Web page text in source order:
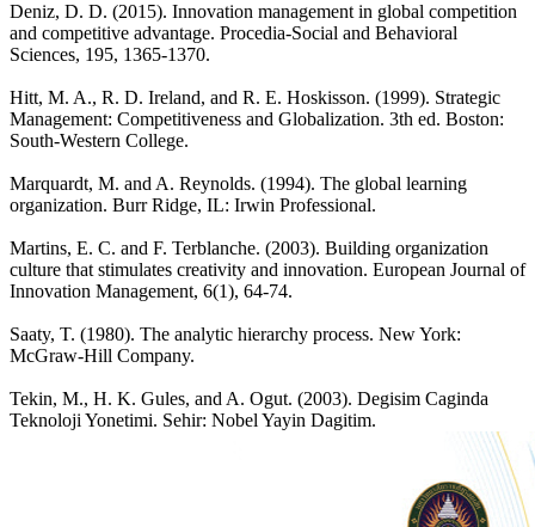
Deniz, D. D. (2015). Innovation management in global competition
and competitive advantage. Procedia-Social and Behavioral
Sciences, 195, 1365-1370.
Hitt, M. A., R. D. Ireland, and R. E. Hoskisson. (1999). Strategic
Management: Competitiveness and Globalization. 3th ed. Boston:
South-Western College.
Marquardt, M. and A. Reynolds. (1994). The global learning
organization. Burr Ridge, IL: Irwin Professional.
Martins, E. C. and F. Terblanche. (2003). Building organization
culture that stimulates creativity and innovation. European Journal of
Innovation Management, 6(1), 64-74.
Saaty, T. (1980). The analytic hierarchy process. New York:
McGraw-Hill Company.
Tekin, M., H. K. Gules, and A. Ogut. (2003). Degisim Caginda
Teknoloji Yonetimi. Sehir: Nobel Yayin Dagitim.